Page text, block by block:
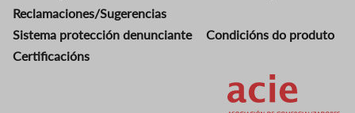
Reclamaciones/Sugerencias
Sistema protección denunciante
Condicións do produto
Certificacións